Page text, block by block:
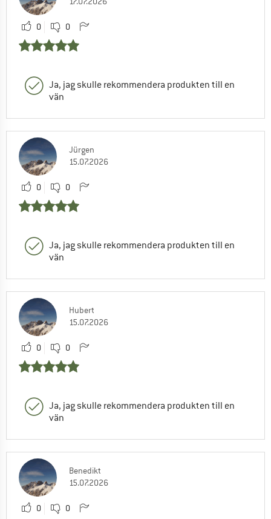
0 0
Ja, jag skulle rekommendera produkten till en
vän
Jürgen
15.07.2026
0 0
Ja, jag skulle rekommendera produkten till en
vän
Hubert
15.07.2026
0 0
Ja, jag skulle rekommendera produkten till en
vän
Benedikt
15.07.2026
0 0